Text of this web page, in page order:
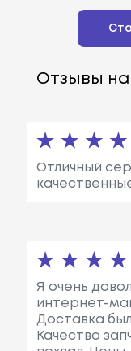
Отзывы
Отличный
Я очень
интернет-
Доставка
Качество